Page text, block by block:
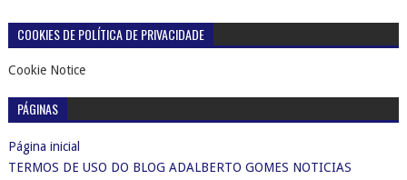
COOKIES DE POLÍTICA DE PRIVACIDADE
Cookie Notice
PÁGINAS
Página inicial
TERMOS DE USO DO BLOG ADALBERTO GOMES NOTICIAS